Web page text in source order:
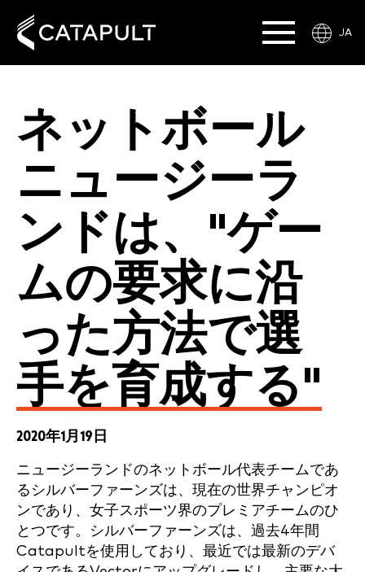
JA
ネットボール
ニュージーラ
ンドは、"ゲー
ムの要求に沿
った方法で選
手を育成する"
2020年1月19日
ニュージーランドのネットボール代表チームであ
るシルバーファーンズは、現在の世界チャンピオ
ンであり、女子スポーツ界のプレミアチームのひ
とつです。シルバーファーンズは、過去4年間
Catapultを使用しており、最近では最新のデバ